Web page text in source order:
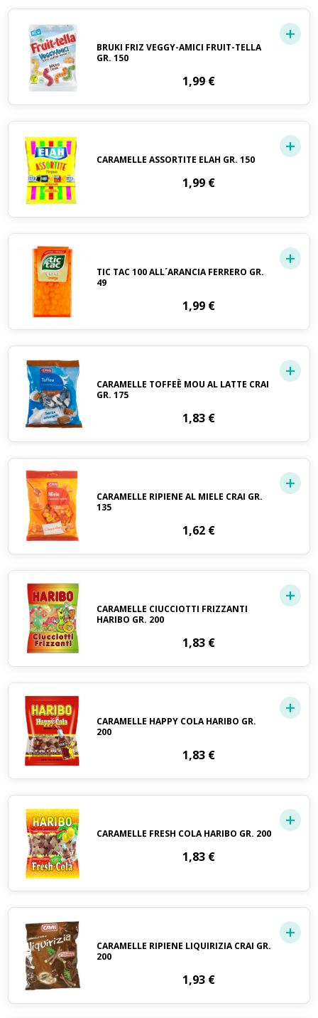
BRUKI FRIZ VEGGY-AMICI FRUIT-TELLA
GR. 150
1,99 €
CARAMELLE ASSORTITE ELAH GR. 150
1,99 €
TIC TAC 100 ALL´ARANCIA FERRERO GR.
49
1,99 €
CARAMELLE TOFFEÈ MOU AL LATTE CRAI
GR. 175
1,83 €
CARAMELLE RIPIENE AL MIELE CRAI GR.
135
1,62 €
CARAMELLE CIUCCIOTTI FRIZZANTI
HARIBO GR. 200
1,83 €
CARAMELLE HAPPY COLA HARIBO GR.
200
1,83 €
CARAMELLE FRESH COLA HARIBO GR. 200
1,83 €
CARAMELLE RIPIENE LIQUIRIZIA CRAI GR.
200
1,93 €